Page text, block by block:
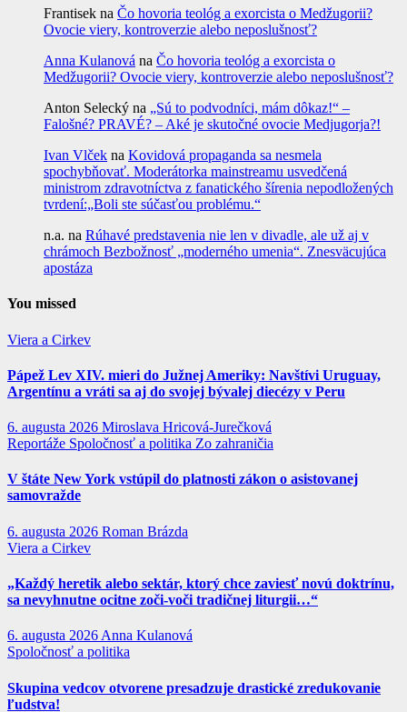
Frantisek na Čo hovoria teológ a exorcista o Medžugorii?
Ovocie viery, kontroverzie alebo neposlušnosť?
Anna Kulanová na Čo hovoria teológ a exorcista o
Medžugorii? Ovocie viery, kontroverzie alebo neposlušnosť?
Anton Selecký na „Sú to podvodníci, mám dôkaz!“ –
Falošné? PRAVÉ? – Aké je skutočné ovocie Medjugorja?!
Ivan Vlček na Kovidová propaganda sa nesmela
spochybňovať. Moderátorka mainstreamu usvedčená
ministrom zdravotníctva z fanatického šírenia nepodložených
tvrdení:„Boli ste súčasťou problému.“
n.a. na Rúhavé predstavenia nie len v divadle, ale už aj v
chrámoch Bezbožnosť „moderného umenia“. Znesväcujúca
apostáza
You missed
Viera a Cirkev
Pápež Lev XIV. mieri do Južnej Ameriky: Navštívi Uruguay,
Argentínu a vráti sa aj do svojej bývalej diecézy v Peru
6. augusta 2026 Miroslava Hricová-Jurečková
Reportáže Spoločnosť a politika Zo zahraničia
V štáte New York vstúpil do platnosti zákon o asistovanej
samovražde
6. augusta 2026 Roman Brázda
Viera a Cirkev
„Každý heretik alebo sektár, ktorý chce zaviesť novú doktrínu,
sa nevyhnutne ocitne zoči-voči tradičnej liturgii…“
6. augusta 2026 Anna Kulanová
Spoločnosť a politika
Skupina vedcov otvorene presadzuje drastické zredukovanie
ľudstva!